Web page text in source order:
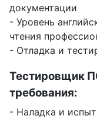
документации
- Уровень
чтения
- Отладка и
Тестировщик
требования:
- Наладка и